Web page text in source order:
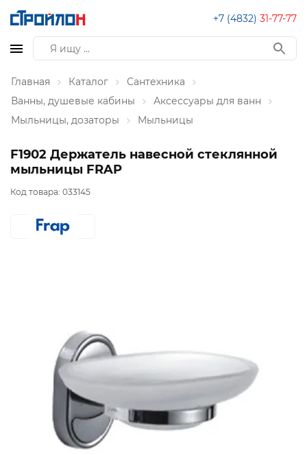
+7 (4832) 31-77-77
Главная Каталог
Сантехника
Ванны, душевые кабины
Аксессуары для ванн
Мыльницы, дозаторы
Мыльницы
F1902 Держатель навесной стеклянной
мыльницы FRAP
Код товара: 033145